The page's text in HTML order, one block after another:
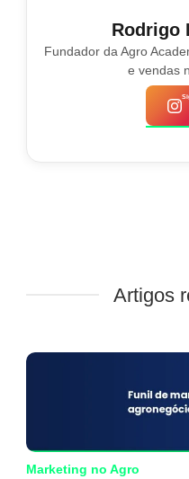
Rodrigo
Fundador da Agro
e vendas
Artigos
Marketing no Agro